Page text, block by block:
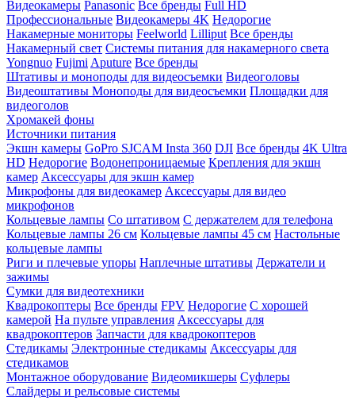
Видеокамеры Panasonic Все бренды Full HD
Профессиональные Видеокамеры 4K Недорогие
Накамерные мониторы Feelworld Lilliput Все бренды
Накамерный свет Системы питания для накамерного света
Yongnuo Fujimi Aputure Все бренды
Штативы и моноподы для видеосъемки Видеоголовы
Видеоштативы Моноподы для видеосъемки Площадки для
видеоголов
Хромакей фоны
Источники питания
Экшн камеры GoPro SJCAM Insta 360 DJI Все бренды 4K Ultra
HD Недорогие Водонепроницаемые Крепления для экшн
камер Аксессуары для экшн камер
Микрофоны для видеокамер Аксессуары для видео
микрофонов
Кольцевые лампы Со штативом C держателем для телефона
Кольцевые лампы 26 см Кольцевые лампы 45 см Настольные
кольцевые лампы
Риги и плечевые упоры Наплечные штативы Держатели и
зажимы
Сумки для видеотехники
Квадрокоптеры Все бренды FPV Недорогие С хорошей
камерой На пульте управления Аксессуары для
квадрокоптеров Запчасти для квадрокоптеров
Стедикамы Электронные стедикамы Аксессуары для
стедикамов
Монтажное оборудование Видеомикшеры Суфлеры
Слайдеры и рельсовые системы